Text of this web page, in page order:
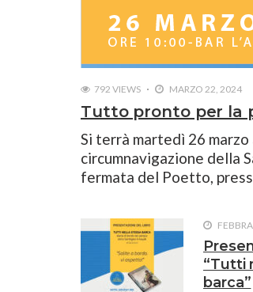
792 VIEWS MARZO 22, 2024
Tutto pronto per la
Si terrà martedì 26
circumnavigazione della
fermata del Poetto,
“Tutti
barca”